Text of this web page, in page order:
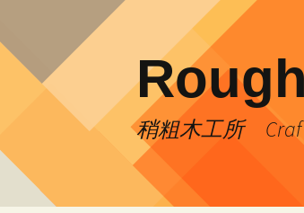
テ
キ
プ
稍粗木工所 Craf